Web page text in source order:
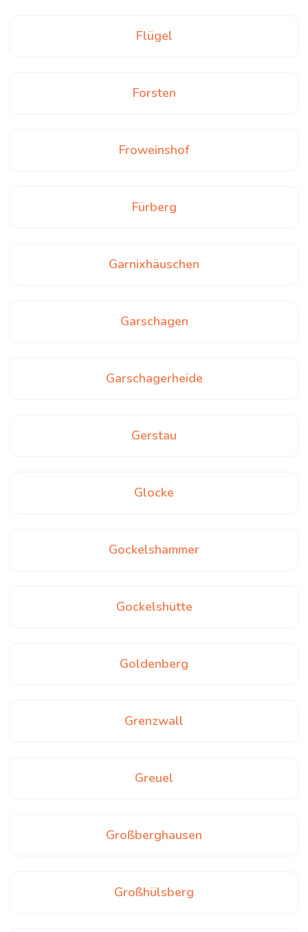
Flügel
Forsten
Froweinshof
Fürberg
Garnixhäuschen
Garschagen
Garschagerheide
Gerstau
Glocke
Gockelshammer
Gockelshütte
Goldenberg
Grenzwall
Greuel
Großberghausen
Großhülsberg